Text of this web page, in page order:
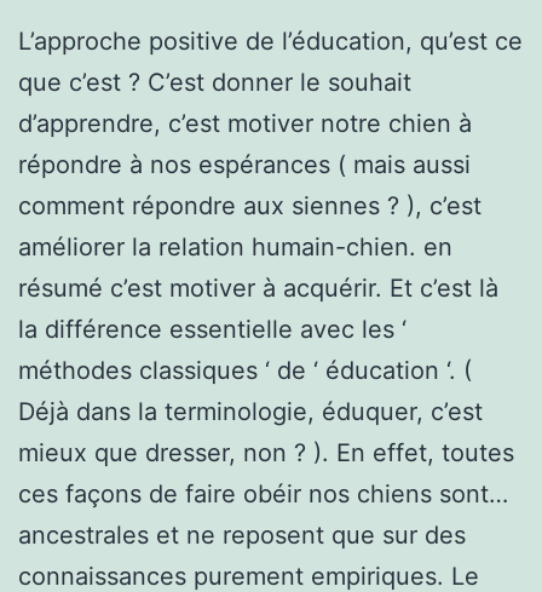
L’approche positive de l’éducation, qu’est ce
que c’est ? C’est donner le souhait
d’apprendre, c’est motiver notre chien à
répondre à nos espérances ( mais aussi
comment répondre aux siennes ? ), c’est
améliorer la relation humain-chien. en
résumé c’est motiver à acquérir. Et c’est là
la différence essentielle avec les ‘
méthodes classiques ‘ de ‘ éducation ‘. (
Déjà dans la terminologie, éduquer, c’est
mieux que dresser, non ? ). En effet, toutes
ces façons de faire obéir nos chiens sont…
ancestrales et ne reposent que sur des
connaissances purement empiriques. Le